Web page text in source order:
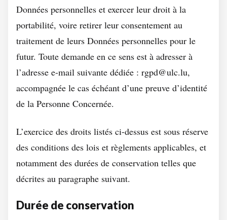
Données personnelles et exercer leur droit à la
portabilité, voire retirer leur consentement au
traitement de leurs Données personnelles pour le
futur. Toute demande en ce sens est à adresser à
l’adresse e-mail suivante dédiée : rgpd@ulc.lu,
accompagnée le cas échéant d’une preuve d’identité
de la Personne Concernée.
L’exercice des droits listés ci-dessus est sous réserve
des conditions des lois et règlements applicables, et
notamment des durées de conservation telles que
décrites au paragraphe suivant.
Durée de conservation